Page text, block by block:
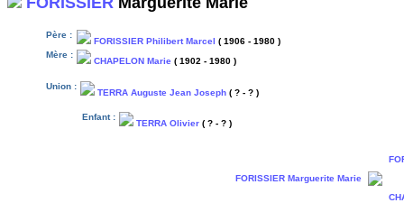
Père :
FORISSIER Philibert Marcel ( 1906 - 1980 )
Mère :
CHAPELON Marie ( 1902 - 1980 )
Union :
TERRA Auguste Jean Joseph ( ? - ? )
Enfant :
TERRA Olivier ( ? - ? )
FORISSIER Marguerite Marie